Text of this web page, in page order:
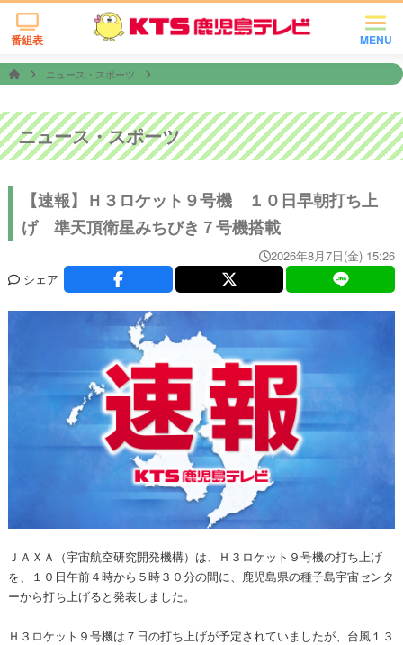
MENU
番組表
ニュース・スポーツ
ニュース・スポーツ
【速報】Ｈ３ロケット９号機 １０日早朝打ち上
げ 準天頂衛星みちびき７号機搭載
2026年8月7日(金) 15:26
シェア
ＪＡＸＡ（宇宙航空研究開発機構）は、Ｈ３ロケット９号機の打ち上げ
を、１０日午前４時から５時３０分の間に、鹿児島県の種子島宇宙センタ
ーから打ち上げると発表しました。
Ｈ３ロケット９号機は７日の打ち上げが予定されていましたが、台風１３